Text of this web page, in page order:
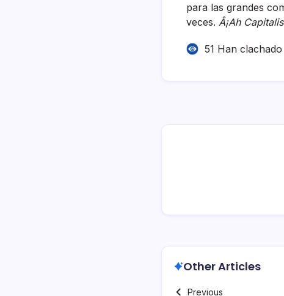
para las grandes
veces. Â¡Ah
51 Han clachado
Other Articles
Previous